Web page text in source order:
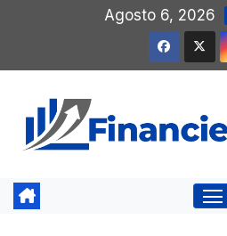
contenido
Agosto 6, 2026